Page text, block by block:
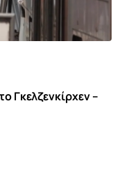
Γκελζενκίρχεν –